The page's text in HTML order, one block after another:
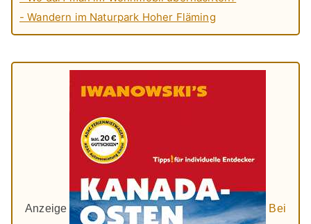
- Wandern im Naturpark Hoher Fläming
Anzeige Bei